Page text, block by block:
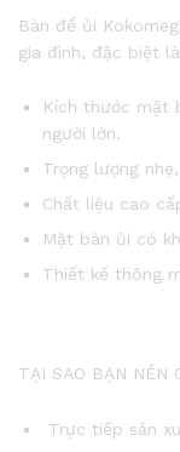
Bàn để ủi
gia đình, đặc biệt
Kích thước mặt
người lớn.
Trọng lượng
Chất liệu cao
Mặt bàn ủi có
Thiết kế thông
TẠI SAO BẠN NÊN
Trực tiếp sản